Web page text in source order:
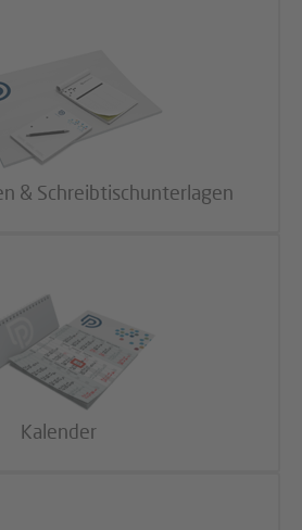
& Schreibtischunterlagen
Kalender